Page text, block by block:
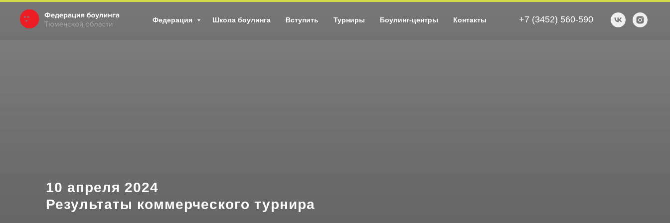
Федерация Школа боулинга Вступить Турниры Боулинг-центры Контакты +7 (3452) 560-590
10 апреля 2024
Результаты коммерческого турнира